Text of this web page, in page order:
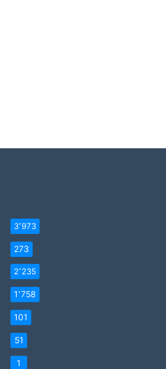
3٬973
273
2٬235
1٬758
101
51
1